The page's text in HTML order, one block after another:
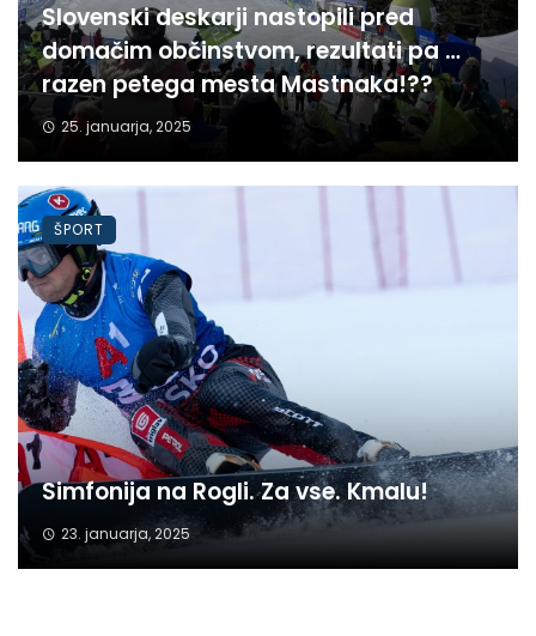
Slovenski deskarji nastopili pred
domačim občinstvom, rezultati pa …
razen petega mesta Mastnaka!??
25. januarja, 2025
Simfonija na Rogli. Za vse. Kmalu!
23. januarja, 2025
ŠPORT